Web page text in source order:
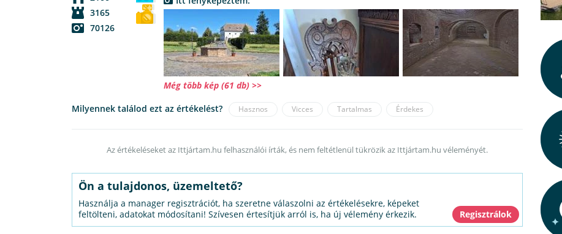
3165
70126
Még több kép (61 db) >>
Milyennek találod ezt az értékelést?
Hasznos Vicces Tartalmas Érdekes
Az értékeléseket az Ittjártam.hu felhasználói írták, és nem feltétlenül tükrözik az Ittjártam.hu véleményét.
Ön a tulajdonos, üzemeltető?
Használja a manager regisztrációt, ha szeretne válaszolni az értékelésekre, képeket
feltölteni, adatokat módosítani! Szívesen értesítjük arról is, ha új vélemény érkezik.